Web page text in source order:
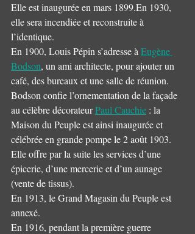
Elle est inaugurée en mars 1899.En 1930,
elle sera incendiée et reconstruite à
l’identique.
En 1900, Louis Pépin s’adresse à Eugène
Bodson, un ami architecte, pour ajouter un
café, des bureaux et une salle de réunion.
Bodson confie l’ornementation de la façade
au célèbre décorateur Paul Cauchie : la
Maison du Peuple est ainsi inaugurée et
célébrée en grande pompe le 2 août 1903.
Elle offre par la suite les services d’une
épicerie, d’une mercerie et d’un aunage
(vente de tissus).
En 1913, le Grand Magasin du Peuple est
annexé.
En 1916, pendant la première guerre